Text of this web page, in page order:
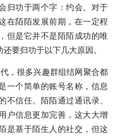
归功于两个字：约会。对于
在陌陌发展前期，在一定程
但是它并不是陌陌成功的唯
要归功于以下几大原因。
，很多兴趣群组结网聚合都
一个简单的账号名称，信息
不信任。陌陌通过通讯录、
户信息更加完善，这大大增
是基于陌生人的社交，但这